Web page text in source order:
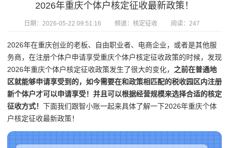
2026年重庆个体户核定征收最新政策！
日期： 2026-05-22 09:51:16 频道： 核定征收 阅读：247
2026年在重庆创业的老板、自由职业者、电商企业，或者是其他服
务商，在注册个体户申请享受重庆个体户核定征收政策的时候，发现
2026年重庆个体户核定征收政策发生了很大的变化， 之前在普通地
区就能够申请享受到的，如今需要在和政策相匹配的税收园区内注册
新个体户才可以申请享受！并且可以根据经营规模来选择合适的核定
征收方式！ 下面我们跟智小账一起来具体了解一下2026年重庆个体
户核定征收最新政策！